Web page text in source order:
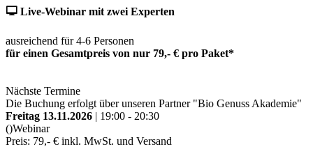
🖵 Live-Webinar mit zwei Experten
ausreichend für 4-6 Personen
für einen Gesamtpreis von nur 79,- € pro Paket*
Nächste Termine
Die Buchung erfolgt über unseren Partner "Bio Genuss Akademie"
Freitag 13.11.2026 | 19:00 - 20:30
()Webinar
Preis: 79,- € inkl. MwSt. und Versand